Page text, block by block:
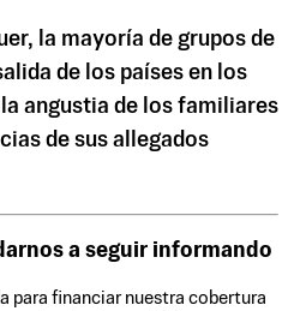
la mayoría de grupos de
de los países en los
angustia de los familiares
de sus allegados
a seguir informando
para financiar nuestra cobertura